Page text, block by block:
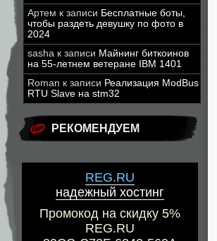
Артем к записи Бесплатные боты,
чтобы раздеть девушку по фото в
2024
sasha к записи Майнинг биткоинов
на 55-летнем ветеране IBM 1401
Roman к записи Реализация ModBus
RTU Slave на stm32
РЕКОМЕНДУЕМ
REG.RU
надежный хостинг
Промокод на скидку 5%
REG.RU